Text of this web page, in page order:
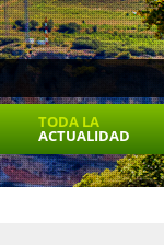
TODA LA
ACTUALIDAD